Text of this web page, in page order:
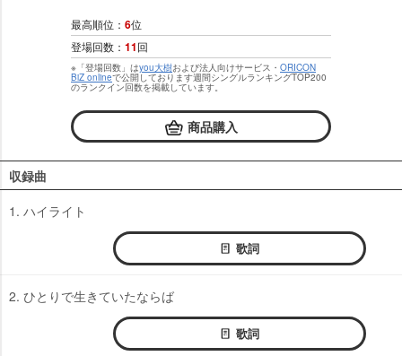
最高順位： 6位
登場回数： 11回
※「登場回数」はyou大樹および法人向けサービス・ ORICON
BiZ onlineで公開しております週間シングルランキングTOP200
のランクイン回数を掲載しています。
商品購入
収録曲
1. ハイライト
歌詞
2. ひとりで生きていたならば
歌詞